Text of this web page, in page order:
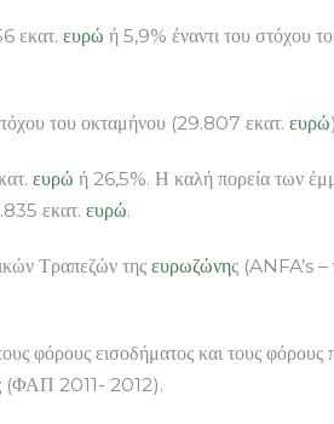
εκατ. ευρώ ή 5,9% έναντι του στόχου
του οκταμήνου (29.807 εκατ. ευρώ
ευρώ ή 26,5%. Η καλή πορεία των
εκατ. ευρώ.
Τραπεζών της ευρωζώνης (ANFA’s –
φόρους εισοδήματος και τους
(ΦΑΠ 2011- 2012).